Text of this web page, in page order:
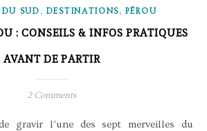
SUD , DESTINATIONS,PÉROU
: CONSEILS & INFOS PRATIQUES
AVANT DE PARTIR
2 Comments